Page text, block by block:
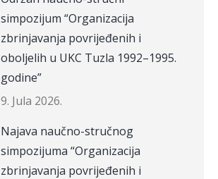
simpozijum “Organizacija
zbrinjavanja povrijeđenih i
oboljelih u UKC Tuzla 1992–1995.
godine”
9. Jula 2026.
Najava naučno-stručnog
simpozijuma “Organizacija
zbrinjavanja povrijeđenih i